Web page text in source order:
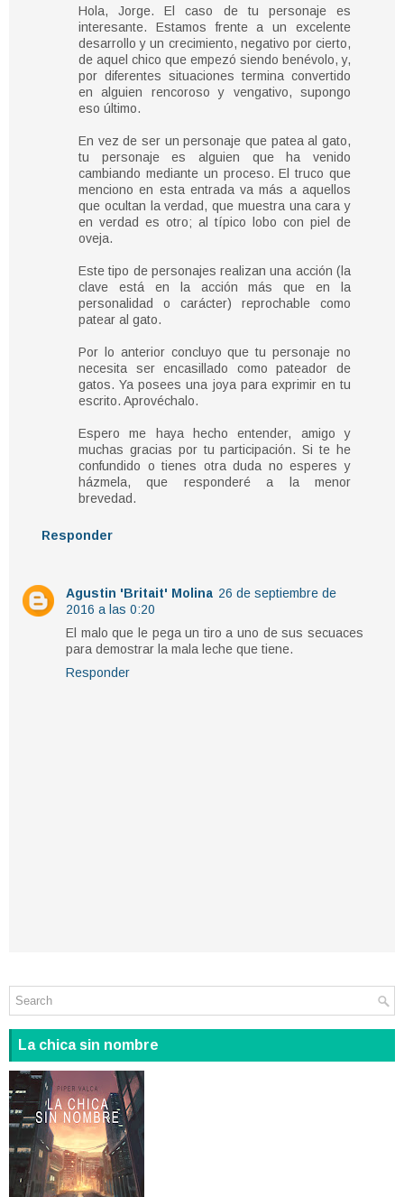
Hola, Jorge. El caso de tu personaje es
interesante. Estamos frente a un excelente
desarrollo y un crecimiento, negativo por cierto,
de aquel chico que empezó siendo benévolo, y,
por diferentes situaciones termina convertido
en alguien rencoroso y vengativo, supongo
eso último.
En vez de ser un personaje que patea al gato,
tu personaje es alguien que ha venido
cambiando mediante un proceso. El truco que
menciono en esta entrada va más a aquellos
que ocultan la verdad, que muestra una cara y
en verdad es otro; al típico lobo con piel de
oveja.
Este tipo de personajes realizan una acción (la
clave está en la acción más que en la
personalidad o carácter) reprochable como
patear al gato.
Por lo anterior concluyo que tu personaje no
necesita ser encasillado como pateador de
gatos. Ya posees una joya para exprimir en tu
escrito. Aprovéchalo.
Espero me haya hecho entender, amigo y
muchas gracias por tu participación. Si te he
confundido o tienes otra duda no esperes y
házmela, que responderé a la menor
brevedad.
Responder
Agustin 'Britait' Molina 26 de septiembre de
2016 a las 0:20
El malo que le pega un tiro a uno de sus secuaces
para demostrar la mala leche que tiene.
Responder
La chica sin nombre